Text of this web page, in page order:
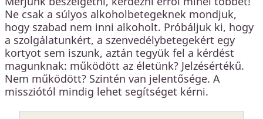
Ne csak a súlyos alkoholbetegeknek mondjuk,
hogy szabad nem inni alkoholt. Próbáljuk ki, hogy
a szolgálatunkért, a szenvedélybetegekért egy
kortyot sem iszunk, aztán tegyük fel a kérdést
magunknak: működött az életünk? Jelzésértékű.
Nem működött? Szintén van jelentősége. A
missziótól mindig lehet segítséget kérni.